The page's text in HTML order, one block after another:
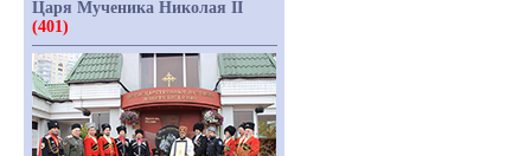
Царя Мученика Николая II
(401)